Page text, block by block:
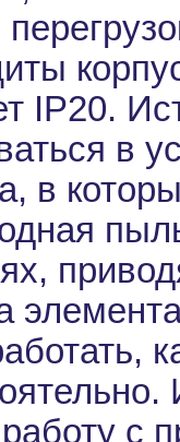
IP20.
в
в
с